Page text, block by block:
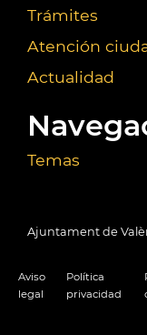
Trámites
Atención
Actualidad
Temas
Ajuntament de
Aviso
legal
Política
privacidad